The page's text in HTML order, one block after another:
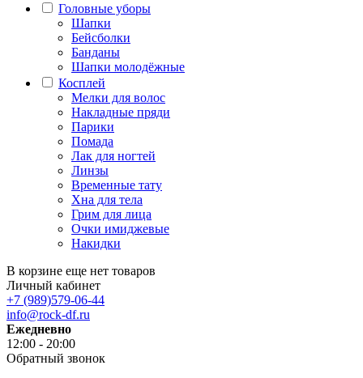
Головные уборы
Шапки
Бейсболки
Банданы
Шапки молодёжные
Косплей
Мелки для волос
Накладные пряди
Парики
Помада
Лак для ногтей
Линзы
Временные тату
Хна для тела
Грим для лица
Очки имиджевые
Накидки
В корзине еще нет товаров
Личный кабинет
+7 (989)579-06-44
info@rock-df.ru
Ежедневно
12:00 - 20:00
Обратный звонок